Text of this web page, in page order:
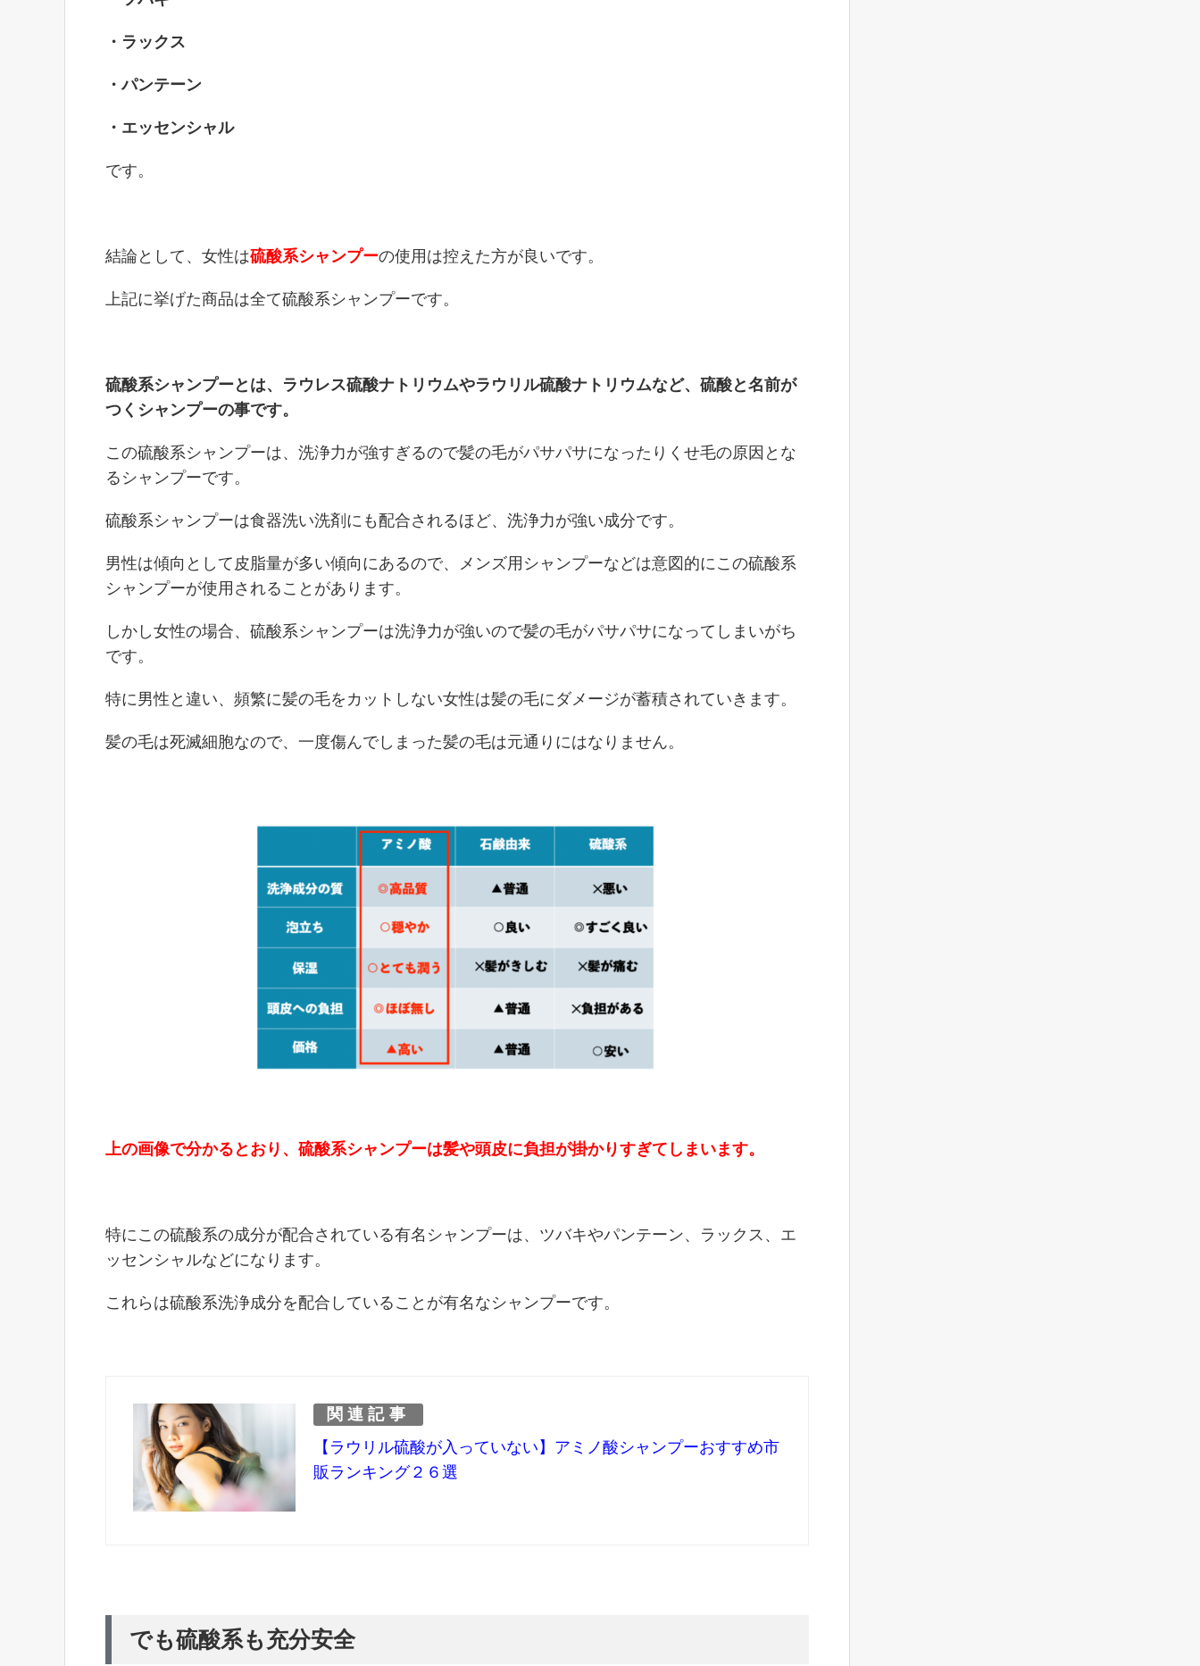
・ラックス
・パンテーン
・エッセンシャル
です。
結論として、女性は硫酸系シャンプーの使用は控えた方が良いです。
上記に挙げた商品は全て硫酸系シャンプーです。
硫酸系シャンプーとは、ラウレス硫酸ナトリウムやラウリル硫酸ナトリウムなど、硫酸と名前が
つくシャンプーの事です。
この硫酸系シャンプーは、洗浄力が強すぎるので髪の毛がパサパサになったりくせ毛の原因とな
るシャンプーです。
硫酸系シャンプーは食器洗い洗剤にも配合されるほど、洗浄力が強い成分です。
男性は傾向として皮脂量が多い傾向にあるので、メンズ用シャンプーなどは意図的にこの硫酸系
シャンプーが使用されることがあります。
しかし女性の場合、硫酸系シャンプーは洗浄力が強いので髪の毛がパサパサになってしまいがち
です。
特に男性と違い、頻繁に髪の毛をカットしない女性は髪の毛にダメージが蓄積されていきます。
髪の毛は死滅細胞なので、一度傷んでしまった髪の毛は元通りにはなりません。
上の画像で分かるとおり、硫酸系シャンプーは髪や頭皮に負担が掛かりすぎてしまいます。
特にこの硫酸系の成分が配合されている有名シャンプーは、ツバキやパンテーン、ラックス、エ
ッセンシャルなどになります。
これらは硫酸系洗浄成分を配合していることが有名なシャンプーです。
関連記事
【ラウリル硫酸が入っていない】アミノ酸シャンプーおすすめ市
販ランキング２６選
でも硫酸系も充分安全